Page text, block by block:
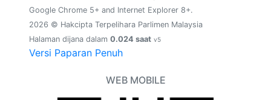
Google Chrome 5+ and Internet Explorer 8+.
2026 © Hakcipta Terpelihara Parlimen Malaysia
Halaman dijana dalam 0.024 saat v5
Versi Paparan Penuh
WEB MOBILE